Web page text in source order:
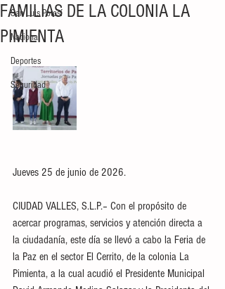
San Luis Potosí
Nacional
Deportes
Seguridad
FAMILIAS DE LA COLONIA LA
PIMIENTA
Jueves 25 de junio de 2026.
CIUDAD VALLES, S.L.P.– Con el propósito de
acercar programas, servicios y atención directa a
la ciudadanía, este día se llevó a cabo la Feria de
la Paz en el sector El Cerrito, de la colonia La
Pimienta, a la cual acudió el Presidente Municipal